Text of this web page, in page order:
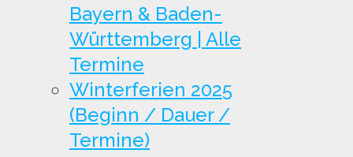
Bayern & Baden-
Württemberg | Alle
Termine
Winterferien 2025
(Beginn / Dauer /
Termine)